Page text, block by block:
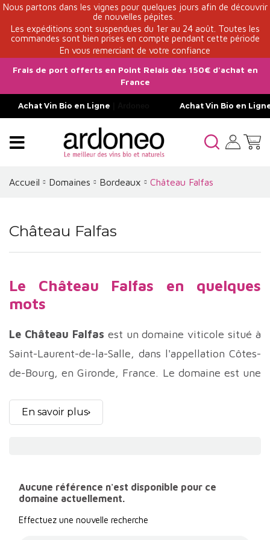
Nous partons dans les vignes pour quelques jours afin de découvrir
de nouvelles pépites.
Les expéditions sont suspendues du 1er au 24 août. Toutes les
commandes sont bien prises en compte pendant cette période
En vous remerciant de votre confiance
Frais de port offerts en Point Relais dès 150€ d'achat en
France
Achat Vin Bio en Ligne Achat Vin Bio en
Accueil Domaines Bordeaux Château Falfas
Château Falfas
Le Château Falfas en quelques
mots
Le Château Falfas est un domaine viticole situé à
Saint-Laurent-de-la-Salle, dans l'appellation Côtes-
de-Bourg, en Gironde, France. Le domaine est une
actuellement dirigé par la famille Cochran.
Sauvignon (30 %), le Cabernet franc (10 %) et le
Le Château Falfas est certifié en agriculture
En savoir plus
Aucune référence n'est disponible pour ce
domaine actuellement.
Effectuez une nouvelle recherche